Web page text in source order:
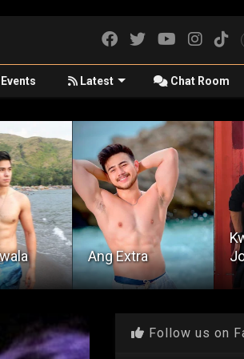
Events Latest Chat Room
Kwento ni
Jomari
Follow us on